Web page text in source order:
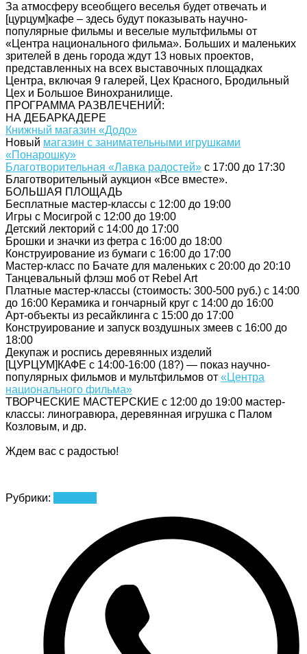
За атмосферу всеобщего веселья будет отвечать и
[цурцум]кафе – здесь будут показывать научно-
популярные фильмы и веселые мультфильмы от
«Центра национального фильма». Больших и маленьких
зрителей в день города ждут 13 новых проектов,
представленных на всех выставочных площадках
Центра, включая 9 галерей, Цех Красного, Бродильный
Цех и Большое Винохранилище.
ПРОГРАММА РАЗВЛЕЧЕНИЙ:
НА ДЕБАРКАДЕРЕ
Книжный магазин «Додо»
Новый магазин с занимательными игрушками
«Понарошку»
Благотворительная «Лавка радостей» с 17:00 до 17:30
Благотворительный аукцион «Все вместе».
БОЛЬШАЯ ПЛОЩАДЬ
Бесплатные мастер-классы с 12:00 до 19:00
Игры с Мосигрой c 12:00 до 19:00
Детский лекторий с 14:00 до 17:00
Брошки и значки из фетра с 16:00 до 18:00
Конструирование из бумаги с 16:00 до 17:00
Мастер-класс по Бачате для маленьких с 20:00 до 20:10
Танцевальный флэш моб от Rebel Art
Платные мастер-классы (стоимость: 300-500 руб.) с 14:00
до 16:00 Керамика и гончарный круг с 14:00 до 16:00
Арт-объекты из ресайклинга с 15:00 до 17:00
Конструирование и запуск воздушных змеев с 16:00 до
18:00
Декупаж и роспись деревянных изделий
[ЦУРЦУМ]КАФЕ с 14:00-16:00 (18?) — показ научно-
популярных фильмов и мультфильмов от «Центра
национального фильма»
ТВОРЧЕСКИЕ МАСТЕРСКИЕ с 12:00 до 19:00 мастер-
классы: линогравюра, деревянная игрушка с Палом
Козловым, и др.
Ждем вас с радостью!
Рубрики: